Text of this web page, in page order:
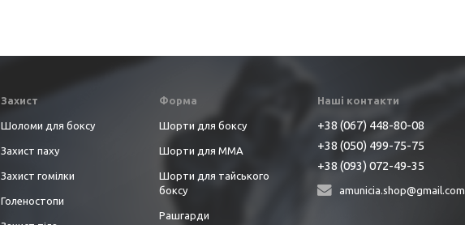
Захист
Шоломи для боксу
Захист паху
Захист гомілки
Голеностопи
Форма
Шорти для боксу
Шорти для ММА
Шорти для тайського
боксу
Рашгарди
Наші контакти
+38 (067) 448-80-08
+38 (050) 499-75-75
+38 (093) 072-49-35
amunicia.shop@gmail.com